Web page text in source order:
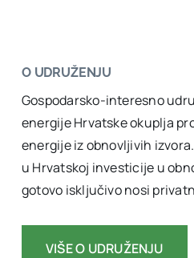
O UDRUŽENJU
Gospodarsko-interesno
energije Hrvatske okuplja
energije iz obnovljivih
u Hrvatskoj investicije u
gotovo isključivo nosi
VIŠE O UDRUŽENJU